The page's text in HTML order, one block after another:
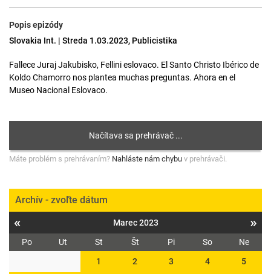
Popis epizódy
Slovakia Int. | Streda 1.03.2023, Publicistika
Fallece Juraj Jakubisko, Fellini eslovaco. El Santo Christo Ibérico de
Koldo Chamorro nos plantea muchas preguntas. Ahora en el
Museo Nacional Eslovaco.
Máte problém s prehrávaním? Nahláste nám chybu v prehrávači.
Archív - zvoľte dátum
« Marec 2023 »
Po Ut St Št Pi So
Ne
1
2 3 4 5